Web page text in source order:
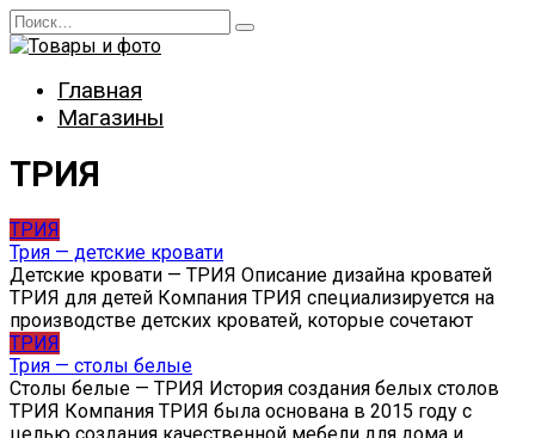
Перейти
к
Search
for:
Главная
Магазины
ТРИЯ
ТРИЯ
Трия — детские кровати
Детские кровати — ТРИЯ Описание дизайна кроватей
ТРИЯ для детей Компания ТРИЯ специализируется на
производстве детских кроватей, которые сочетают
ТРИЯ
Трия — столы белые
Столы белые — ТРИЯ История создания белых столов
ТРИЯ Компания ТРИЯ была основана в 2015 году с
целью создания качественной мебели для дома и